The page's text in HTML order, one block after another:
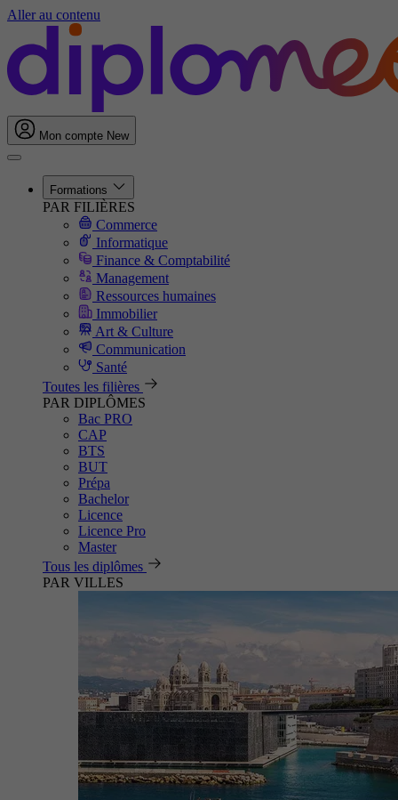
Aller au contenu
Mon compte New
Formations
PAR FILIÈRES
Commerce
Informatique
Finance & Comptabilité
Management
Ressources humaines
Immobilier
Art & Culture
Communication
Santé
Toutes les filières
PAR DIPLÔMES
Bac PRO
CAP
BTS
BUT
Prépa
Bachelor
Licence
Licence Pro
Master
Tous les diplômes
PAR VILLES